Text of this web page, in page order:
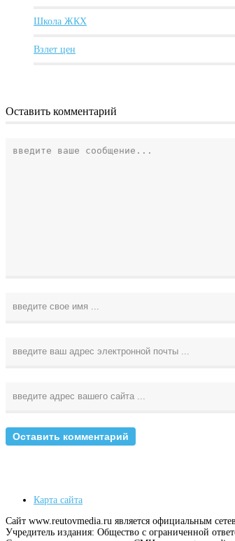
Школа ЖКХ
Взлет цен
Оставить комментарий
Карта сайта
Сайт www.reutovmedia.ru является официальным
Учредитель издания: Общество с ограниченной